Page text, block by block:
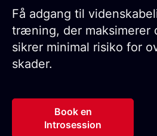
Få adgang til
træning, der maksimerer
sikrer minimal risiko for
skader.
Book en
Introsession